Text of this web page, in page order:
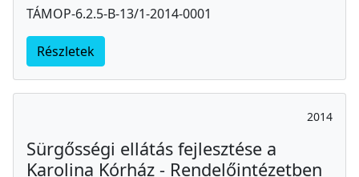
TÁMOP-6.2.5-B-13/1-2014-0001
Részletek
2014
Sürgősségi ellátás fejlesztése a
Karolina Kórház - Rendelőintézetben